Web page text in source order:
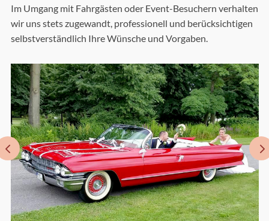
Im Umgang mit Fahrgästen oder Event-Besuchern verhalten
wir uns stets zugewandt, professionell und berücksichtigen
selbstverständlich Ihre Wünsche und Vorgaben.